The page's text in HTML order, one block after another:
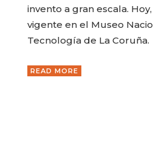
invento a gran escala.
vigente en el Museo
Tecnología de La Coruña.
READ MORE